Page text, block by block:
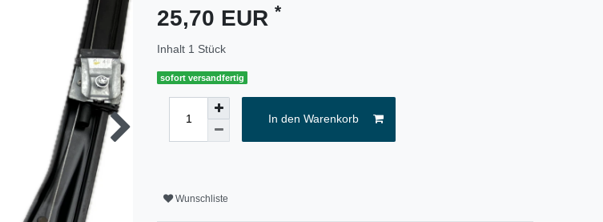
25,70 EUR *
Inhalt 1 Stück
sofort versandfertig
In den Warenkorb
Wunschliste